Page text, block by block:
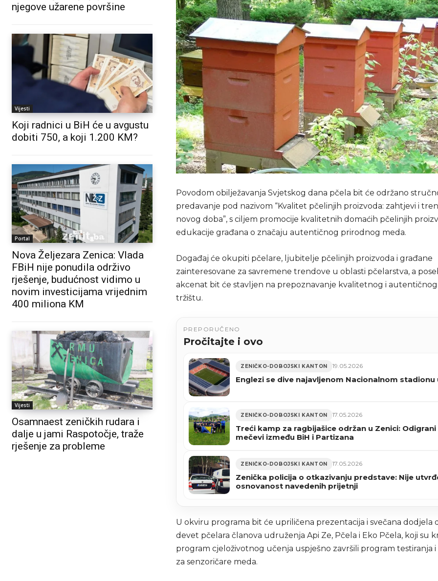
njegove užarene površine
Vijesti
Koji radnici u BiH će u avgustu
dobiti 750, a koji 1.200 KM?
Portal
Nova Željezara Zenica: Vlada
FBiH nije ponudila održivo
rješenje, budućnost vidimo u
novim investicijama vrijednim
400 miliona KM
Vijesti
Osamnaest zeničkih rudara i
dalje u jami Raspotočje, traže
rješenje za probleme
Povodom obilježavanja Svjetskog dana pčela bit će održano
predavanje pod nazivom “Kvalitet pčelinjih proizvoda: zahtjevi i
novog doba”, s ciljem promocije kvalitetnih domaćih pčelinjih
edukacije građana o značaju autentičnog prirodnog meda.
Događaj će okupiti pčelare, ljubitelje pčelinjih proizvoda i građane
zainteresovane za savremene trendove u oblasti pčelarstva, a
akcenat bit će stavljen na prepoznavanje kvalitetnog i
tržištu.
PREPORUČENO
Pročitajte i ovo
ZENIČKO-DOBOJSKI KANTON 19.05.2026
Englezi se dive najavljenom Nacionalnom stadionu
ZENIČKO-DOBOJSKI KANTON 17.05.2026
Treći kamp za ragbijašice održan u Zenici:
mečevi između BiH i Partizana
ZENIČKO-DOBOJSKI KANTON 17.05.2026
Zenička policija o otkazivanju predstave: Nije
osnovanost navedenih prijetnji
U okviru programa bit će upriličena prezentacija i svečana dodjela
devet pčelara članova udruženja Api Ze, Pčela i Eko Pčela, koji su
program cjeloživotnog učenja uspješno završili program testiranja
za senzoričare meda.